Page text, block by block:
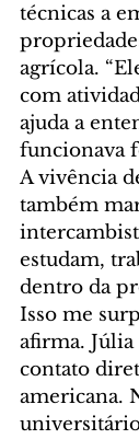
técnicas a
agrícola.
com
ajuda a
funcionava
A vivência
também
estudam,
dentro da
Isso me
afirma. Júlia
contato
americana.